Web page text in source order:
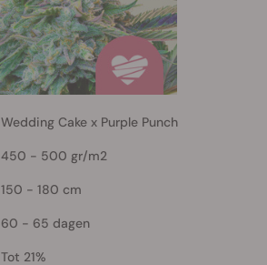
Wedding Cake x Purple Punch
450 - 500 gr/m2
150 - 180 cm
60 - 65 dagen
Tot 21%